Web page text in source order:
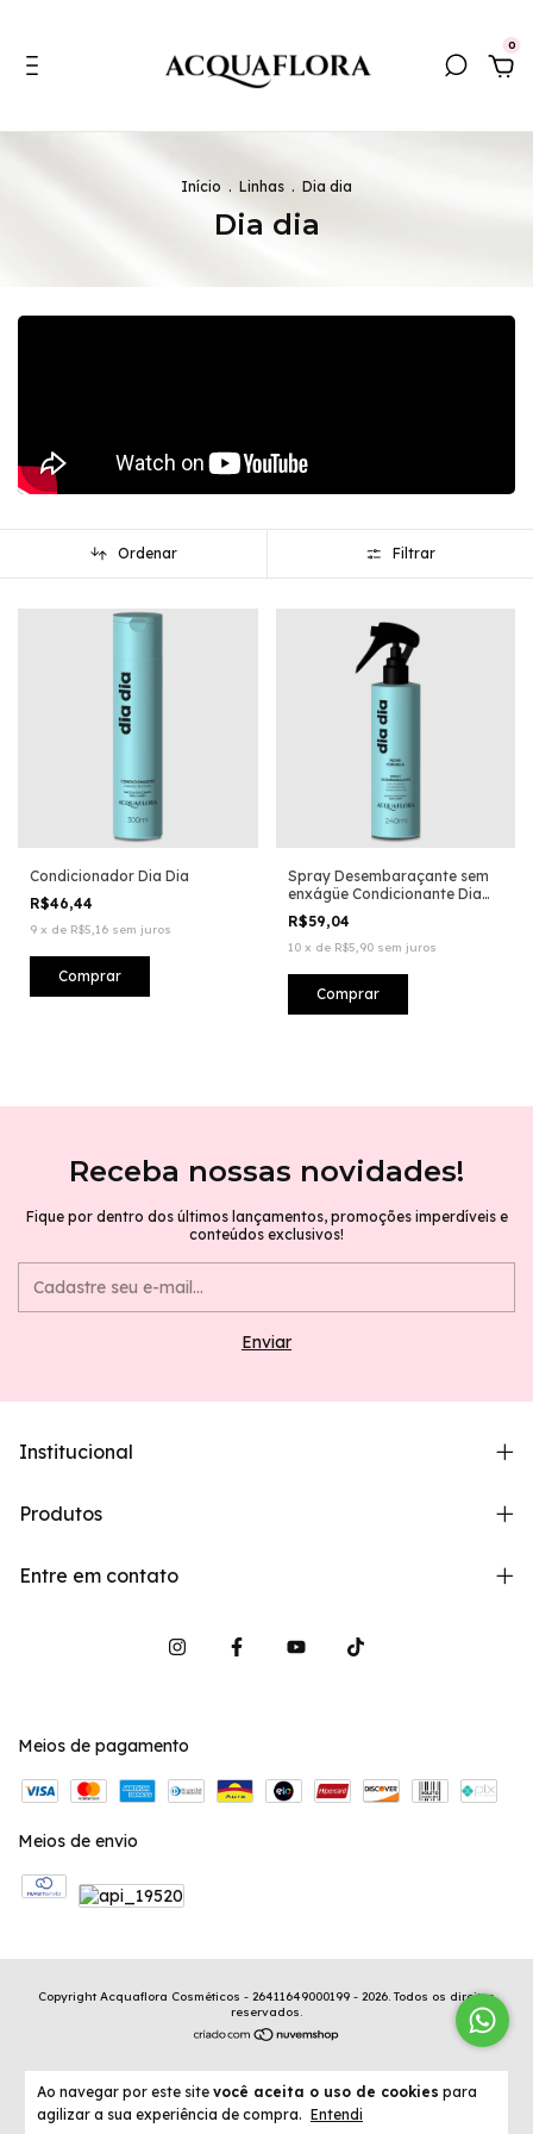
0
Ao navegar por este site você aceita o uso de cookies para
agilizar a sua experiência de compra. Entendi
Início . Linhas . Dia dia
Dia dia
Ordenar Filtrar
Condicionador Dia Dia
R$46,44
9 x de R$5,16 sem juros
Spray Desembaraçante sem
enxágüe Condicionante Dia
Dia
R$59,04
10 x de R$5,90 sem juros
Receba nossas novidades!
Fique por dentro dos últimos lançamentos, promoções imperdíveis e
conteúdos exclusivos!
Institucional
Produtos
Entre em contato
Meios de pagamento
Meios de envio
Copyright Acquaflora Cosméticos - 26411649000199 - 2026. Todos os direitos
reservados.